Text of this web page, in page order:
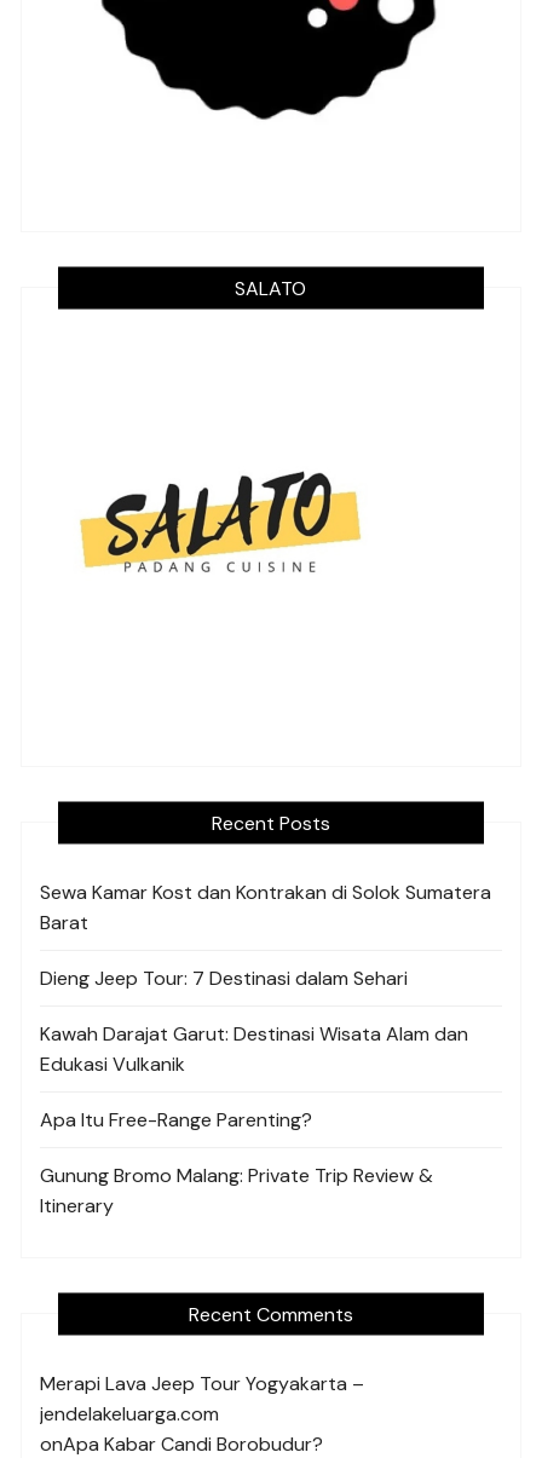
SALATO
Recent Posts
Sewa Kamar Kost dan Kontrakan di Solok Sumatera
Barat
Dieng Jeep Tour: 7 Destinasi dalam Sehari
Kawah Darajat Garut: Destinasi Wisata Alam dan
Edukasi Vulkanik
Apa Itu Free-Range Parenting?
Gunung Bromo Malang: Private Trip Review &
Itinerary
Recent Comments
Merapi Lava Jeep Tour Yogyakarta –
jendelakeluarga.com
onApa Kabar Candi Borobudur?